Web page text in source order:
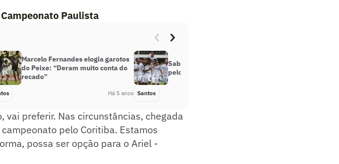
Paulista
Marcelo Fernandes elogia garotos
do Peixe: “Deram muito conta do
recado”
Há 5 anos
Sabino celebra estreia com gol
pelo Santos: ‘Emocionado’
Santos
preferir. Nas circunstâncias, chegada
pelo Coritiba. Estamos
possa ser opção para o Ariel -